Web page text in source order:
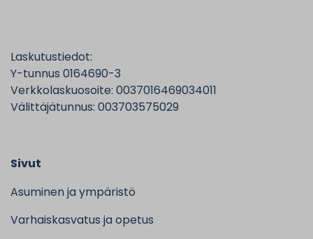
Laskutustiedot:
Y-tunnus 0164690-3
Verkkolaskuosoite: 0037016469034011
Välittäjätunnus: 003703575029
Sivut
Asuminen ja ympäristö
Varhaiskasvatus ja opetus